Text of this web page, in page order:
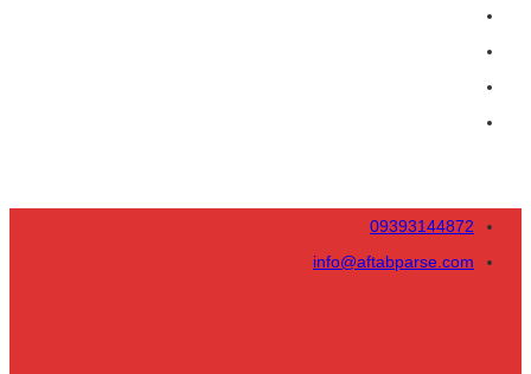
09393144872
info@aftabparse.com